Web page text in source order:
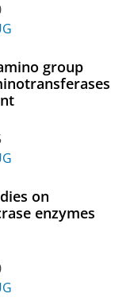
group
on
enzymes